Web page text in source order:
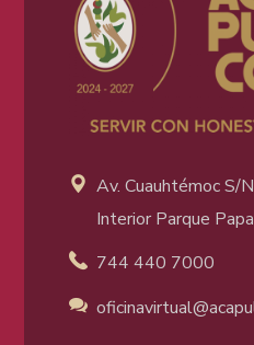
Av. Cuauhtémoc S/
Interior Parque
744 440 7000